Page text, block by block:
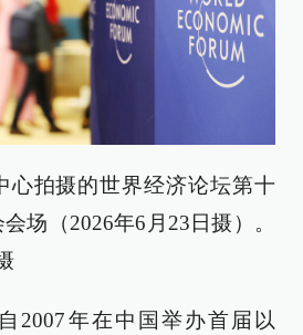
心拍摄的世界经济论坛第十
场（2026年6月23日摄）。
2007年在中国举办首届以